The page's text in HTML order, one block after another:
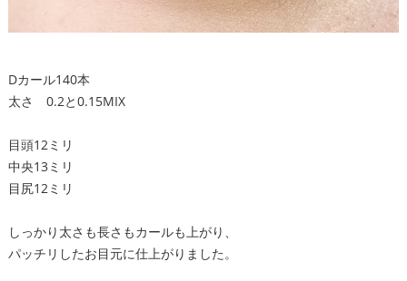
Dカール140本
太さ 0.2と0.15MIX
目頭12ミリ
中央13ミリ
目尻12ミリ
しっかり太さも長さもカールも上がり、
パッチリしたお目元に仕上がりました。